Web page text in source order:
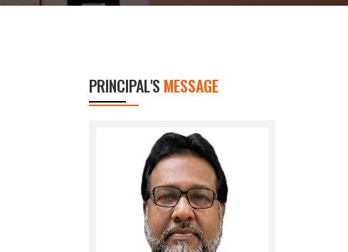
PRINCIPAL'S MESSAGE